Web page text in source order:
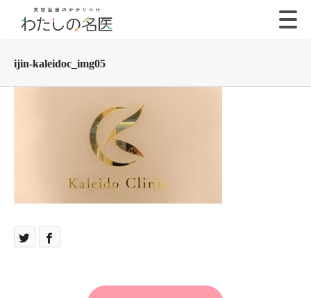
ijin-kaleidoc_img05